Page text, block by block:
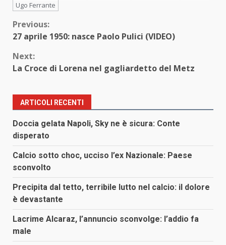
Ugo Ferrante
Continue
Reading
Previous:
27 aprile 1950: nasce Paolo Pulici (VIDEO)
Next:
La Croce di Lorena nel gagliardetto del Metz
ARTICOLI RECENTI
Doccia gelata Napoli, Sky ne è sicura: Conte
disperato
Calcio sotto choc, ucciso l’ex Nazionale: Paese
sconvolto
Precipita dal tetto, terribile lutto nel calcio: il dolore
è devastante
Lacrime Alcaraz, l’annuncio sconvolge: l’addio fa
male